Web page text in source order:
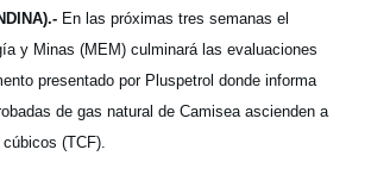
En las próximas tres semanas el
y Minas (MEM) culminará las evaluaciones
presentado por Pluspetrol donde informa
de gas natural de Camisea ascienden a
(TCF).